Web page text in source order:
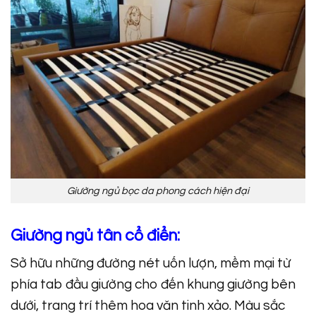
Giường ngủ bọc da phong cách hiện đại
Giường ngủ tân cổ điển:
Sở hữu những đường nét uốn lượn, mềm mại từ
phía tab đầu giường cho đến khung giường bên
dưới, trang trí thêm hoa văn tinh xảo. Màu sắc